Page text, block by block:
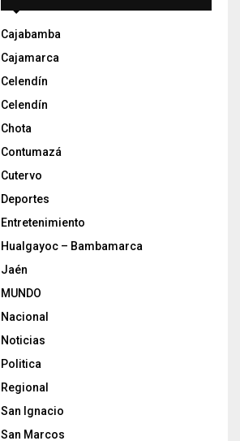
Cajabamba
Cajamarca
Celendín
Celendín
Chota
Contumazá
Cutervo
Deportes
Entretenimiento
Hualgayoc – Bambamarca
Jaén
MUNDO
Nacional
Noticias
Politica
Regional
San Ignacio
San Marcos